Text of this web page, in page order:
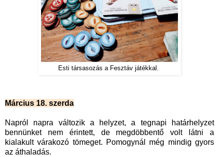
Esti társasozás a Fesztáv játékkal.
Március 18. szerda
Napról napra változik a helyzet, a tegnapi határhelyzet
bennünket nem érintett, de megdöbbentő volt látni a
kialakult várakozó tömeget. Pomogynál még mindig gyors
az áthaladás.